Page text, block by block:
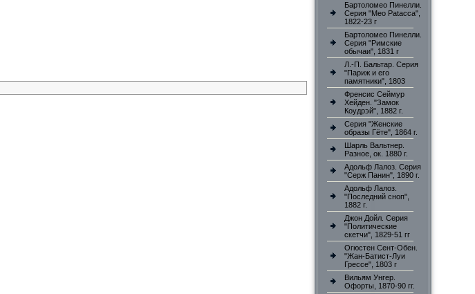
Бартоломео Пинелли.
Серия "Meo Patacca",
1822-23 г
Бартоломео Пинелли.
Серия "Римские
обычаи", 1831 г
Л.-П. Бальтар. Серия
"Париж и его
памятники", 1803
Френсис Сеймур
Хейден. "Замок
Коудрэй", 1882 г.
Серия "Женские
образы Гёте", 1864 г.
Шарль Вальтнер.
Разное, ок. 1880 г.
Адольф Лалоз. Серия
"Серж Панин", 1890 г.
Адольф Лалоз.
"Последний сноп",
1882 г.
Джон Дойл. Серия
"Политические
скетчи", 1829-51 гг
Огюстен Сент-Обен.
"Жан-Батист-Луи
Грессе", 1803 г
Вильям Унгер.
Офорты, 1870-90 гг.